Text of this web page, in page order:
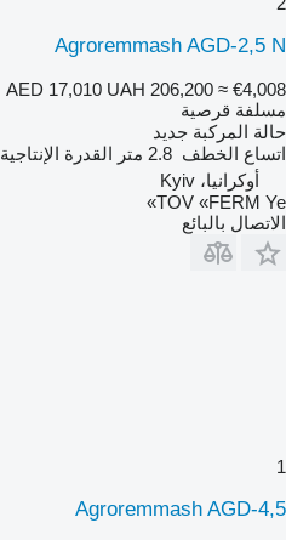
Agroremmash AGD-2,5 N
AED 17,010 UAH 206,200 ≈ €4,008
مسلفة قرصية
حالة المركبة جديد
اتساع الخطف 2.8 متر القدرة الإنتاجية
أوكرانيا، Kyiv
TOV «FERM Ye»
الاتصال بالبائع
1
Agroremmash AGD-4,5